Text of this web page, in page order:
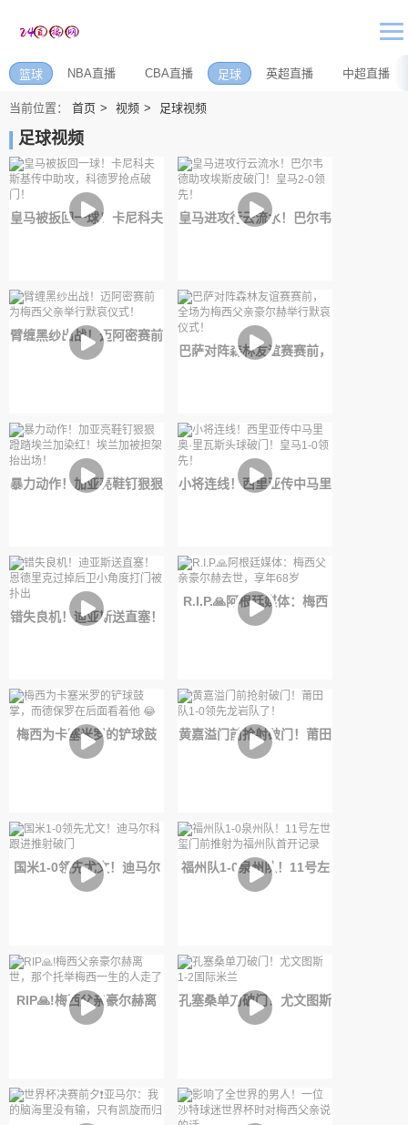
篮球 NBA直播 CBA直播 足球 英超直播 中超直播
当前位置： 首页 视频 足球视频
足球视频
皇马被扳回一球！卡尼科夫
皇马进攻行云流水！巴尔韦
臂缠黑纱出战！迈阿密赛前
为梅西父亲举行默哀仪式！
巴萨对阵森林友谊赛赛前，
暴力动作！加亚亮鞋钉狠狠
小将连线！西里亚传中马里
错失良机！迪亚斯送直塞！
R.I.P.🙏阿根廷媒体：梅西
父亲豪尔赫去世，享年68岁
梅西为卡塞米罗的铲球鼓
掌，而德保罗在后面看着他
黄嘉溢门前抢射破门！莆田
队1-0领先龙岩队了！
国米1-0领先尤文！迪马尔
科跟进推射破门
福州队1-0泉州队！11号左
世玺门前推射为福州队首开
RIP🙏!梅西父亲豪尔赫离
世，那个托举梅西一生的人
孔塞桑单刀破门！尤文图斯
1-2国际米兰